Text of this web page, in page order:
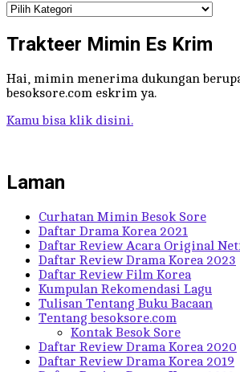
Kategori
Trakteer Mimin Es Krim
Hai, mimin menerima dukungan
besoksore.com eskrim ya.
Kamu bisa klik disini.
Laman
Curhatan Mimin Besok Sore
Daftar Drama Korea 2021
Daftar Review Acara Original
Daftar Review Drama Korea 2023
Daftar Review Film Korea
Kumpulan Rekomendasi Lagu
Tulisan Tentang Buku Bacaan
Tentang besoksore.com
Kontak Besok Sore
Daftar Review Drama Korea 2020
Daftar Review Drama Korea 2019